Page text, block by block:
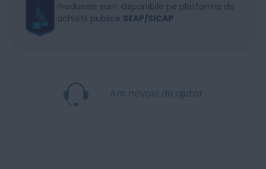
Produsele sunt disponibile pe platforma de
achizitii publice SEAP/SICAP
Am nevoie de ajutor